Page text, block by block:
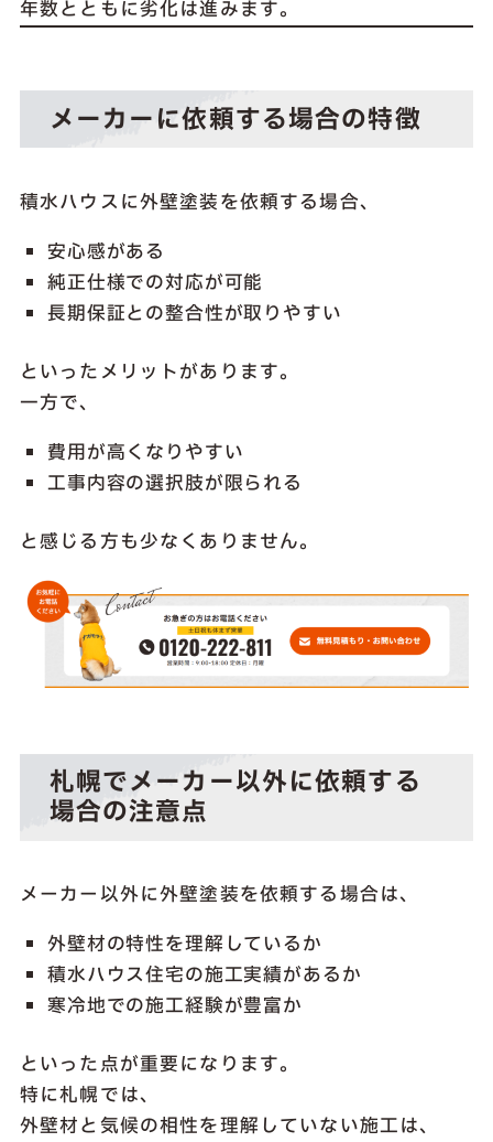
年数とともに劣化は進みます。
メーカーに依頼する場合の特徴
積水ハウスに外壁塗装を依頼する場合、
安心感がある
純正仕様での対応が可能
長期保証との整合性が取りやすい
といったメリットがあります。
一方で、
費用が高くなりやすい
工事内容の選択肢が限られる
と感じる方も少なくありません。
札幌でメーカー以外に依頼する
場合の注意点
メーカー以外に外壁塗装を依頼する場合は、
外壁材の特性を理解しているか
積水ハウス住宅の施工実績があるか
寒冷地での施工経験が豊富か
といった点が重要になります。
特に札幌では、
外壁材と気候の相性を理解していない施工は、